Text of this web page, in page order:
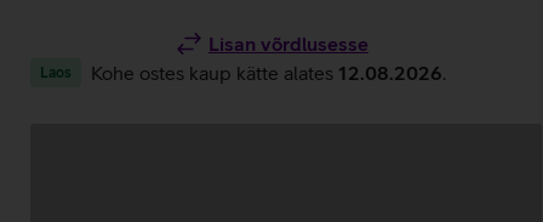
Lisan võrdlusesse
Laos Kohe ostes kaup kätte alates 12.08.2026